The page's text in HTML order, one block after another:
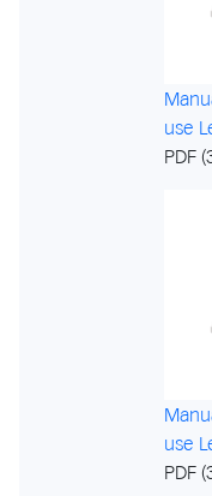
use
PDF
use
PDF